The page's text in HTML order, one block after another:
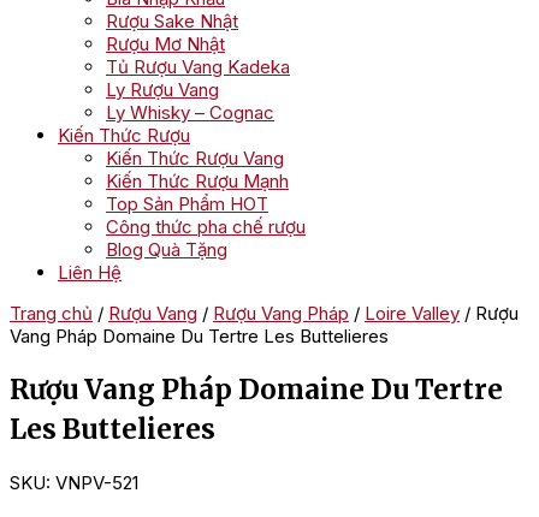
Rượu Sake Nhật
Rượu Mơ Nhật
Tủ Rượu Vang Kadeka
Ly Rượu Vang
Ly Whisky – Cognac
Kiến Thức Rượu
Kiến Thức Rượu Vang
Kiến Thức Rượu Mạnh
Top Sản Phẩm HOT
Công thức pha chế rượu
Blog Quà Tặng
Liên Hệ
Trang chủ / Rượu Vang / Rượu Vang Pháp / Loire Valley / Rượu
Vang Pháp Domaine Du Tertre Les Buttelieres
Rượu Vang Pháp Domaine Du Tertre
Les Buttelieres
SKU: VNPV-521